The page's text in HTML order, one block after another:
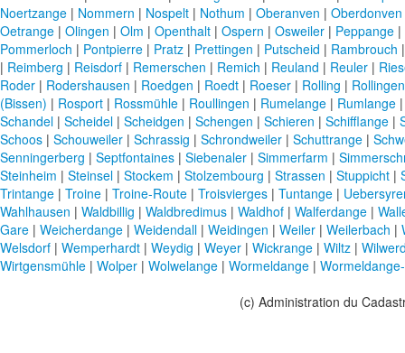
Noertzange | Nommern | Nospelt | Nothum | Oberanven | Oberdonven
Oetrange | Olingen | Olm | Openthalt | Ospern | Osweiler | Peppange |
Pommerloch | Pontpierre | Pratz | Prettingen | Putscheid | Rambrouch
| Reimberg | Reisdorf | Remerschen | Remich | Reuland | Reuler |
Roder | Rodershausen | Roedgen | Roedt | Roeser | Rolling | Rollingen
(Bissen) | Rosport | Rossmühle | Roullingen | Rumelange | Rumlange
Schandel | Scheidel | Scheidgen | Schengen | Schieren | Schifflange |
Schoos | Schouweiler | Schrassig | Schrondweiler | Schuttrange |
Senningerberg | Septfontaines | Siebenaler | Simmerfarm |
Steinheim | Steinsel | Stockem | Stolzembourg | Strassen | Stuppicht |
Trintange | Troine | Troine-Route | Troisvierges | Tuntange |
Wahlhausen | Waldbillig | Waldbredimus | Waldhof | Walferdange |
Gare | Weicherdange | Weidendall | Weidingen | Weiler | Weilerbach |
Welsdorf | Wemperhardt | Weydig | Weyer | Wickrange | Wiltz |
Wirtgensmühle | Wolper | Wolwelange | Wormeldange |
(c) Administration du